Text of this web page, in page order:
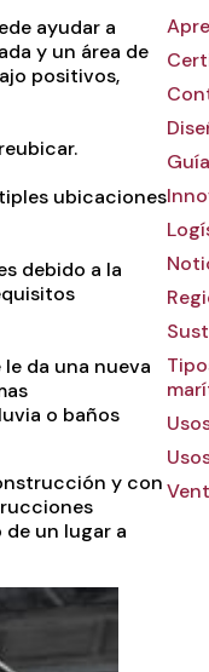
ayudar a
y un área de
positivos,
ubicaciones
debido a la
da una nueva
o baños
y con
un lugar a